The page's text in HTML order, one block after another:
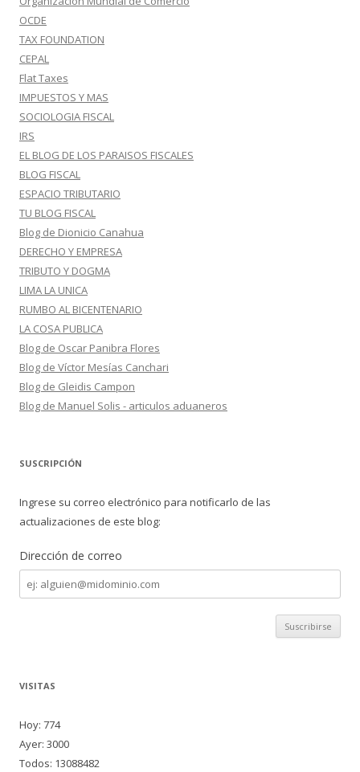
OCDE
TAX FOUNDATION
CEPAL
Flat Taxes
IMPUESTOS Y MAS
SOCIOLOGIA FISCAL
IRS
EL BLOG DE LOS PARAISOS FISCALES
BLOG FISCAL
ESPACIO TRIBUTARIO
TU BLOG FISCAL
Blog de Dionicio Canahua
DERECHO Y EMPRESA
TRIBUTO Y DOGMA
LIMA LA UNICA
RUMBO AL BICENTENARIO
LA COSA PUBLICA
Blog de Oscar Panibra Flores
Blog de Víctor Mesías Canchari
Blog de Gleidis Campon
Blog de Manuel Solis - articulos aduaneros
SUSCRIPCIÓN
Ingrese su correo electrónico para notificarlo de las
actualizaciones de este blog:
Dirección de correo
Dirección
de
correo
VISITAS
Hoy: 774
Ayer: 3000
Todos: 13088482